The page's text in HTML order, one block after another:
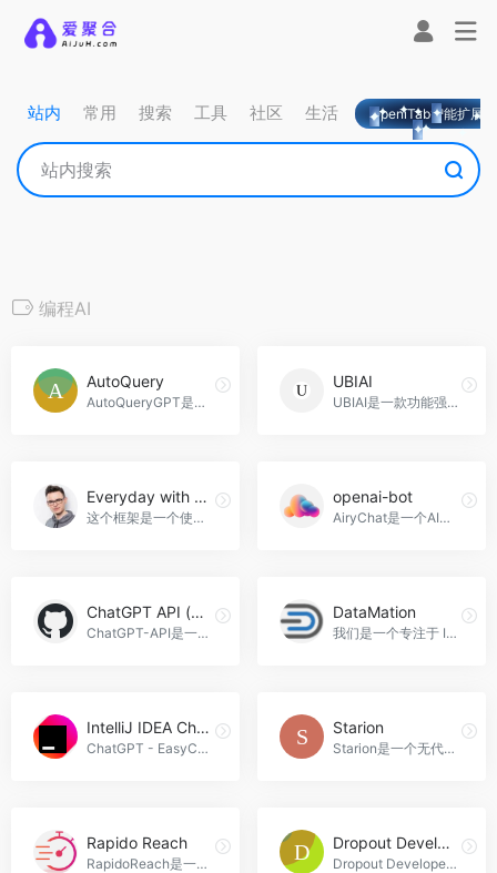
站内 常用 搜索 工具 社区 生活 OpeniTab智能扩展
编程AI
AutoQuery
AutoQueryGPT是一个方便用户向ChatGPT提问并自动获取答案的平台，节省时间并提供高效的性能优势，AutoQuery官网入口网址
UBIAI
UBIAI是一款功能强大的文本标注工具，可以帮助用户快速、准确地标注各种类型的文档。它提供了多种功能，包括文档分类、自动标注、多语言标注、命名实体识别（NER）和OCR标注等。UBIAI还支持团队协作，方便多人合作完成标注任务。无论是在银行业、金融业、医疗保健行业、保险业、法律行业还是技术行业，UBIAI都能为用户提供便利，提高工作效率和准确性，UBIAI官网入口网址
Everyday with GPT-4
这个框架是一个使用GPT-4和ChatGPT的AI自动化工具，帮助用户更好地利用AI，并将其与自动化相结合，实现更多的日常任务自动化，Everyday with GPT-4官网入口网址
openai-bot
AiryChat是一个AI助手平台，提供多种功能的AI助手，帮助用户更轻松地完成各种任务，包括通用助手、艺术助手、营销助手、流程图设计师、软件开发者、用户界面设计师和私人厨师，openai-bot官网入口网址
ChatGPT API (unofficial)
ChatGPT-API是一个Node.js客户端，用于与官方ChatGPT API进行交互，开发者可以轻松地将ChatGPT功能集成到他们的应用程序中，ChatGPT API (unofficial)官网入口网址
DataMation
我们是一个专注于 IT 和科技行业动态报道的网站，在这里你可以快速获取到最新大数据、SaaS、人工智能等领域相关公司信息，并深入了解其背后所代表着未来发展趋势，DataMation官网入口网址
IntelliJ IDEA ChatGPT
ChatGPT - EasyCode是一款基于IntelliJ IDEs的智能代码补全插件，帮助开发者提高编码效率和代码质量，IntelliJ IDEA ChatGPT官网入口网址
Starion
Starion是一个无代码移动应用构建工具，可以帮助用户快速创建原生iOS、Android和移动渐进式Web应用，无需编码，节省时间和精力，Starion官网入口网址
Rapido Reach
RapidoReach是一个创新的应用程序开发平台，提供了强大的表单构建工具和广告嵌入功能，帮助开发者实现应用程序的最大化价值，Rapido Reach官网入口网址
Dropout Developer
Dropout Developer是一个AI驱动的编码工具平台，提供创新的AI项目生成器、调试器和代码生成器，帮助开发者提高编码效率和技能，Dropout Developer官网入口网址